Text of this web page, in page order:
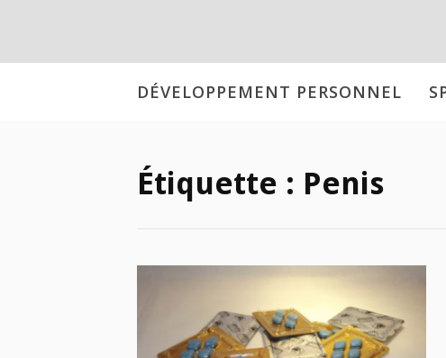
DÉVELOPPEMENT PERSONNEL
Étiquette : Penis